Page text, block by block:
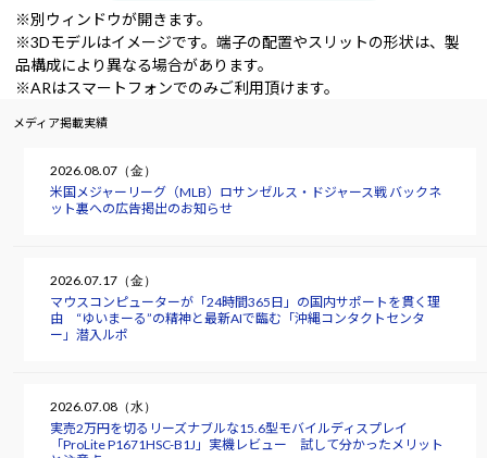
※別ウィンドウが開きます。
※3Dモデルはイメージです。端子の配置やスリットの形状は、製
品構成により異なる場合があります。
※ARはスマートフォンでのみご利用頂けます。
メディア掲載実績
2026.08.07（金）
米国メジャーリーグ（MLB）ロサンゼルス・ドジャース戦 バックネ
ット裏への広告掲出のお知らせ
2026.07.17（金）
マウスコンピューターが「24時間365日」の国内サポートを貫く理
由 “ゆいまーる”の精神と最新AIで臨む「沖縄コンタクトセンタ
ー」潜入ルポ
2026.07.08（水）
実売2万円を切るリーズナブルな15.6型モバイルディスプレイ
「ProLite P1671HSC-B1J」実機レビュー 試して分かったメリット